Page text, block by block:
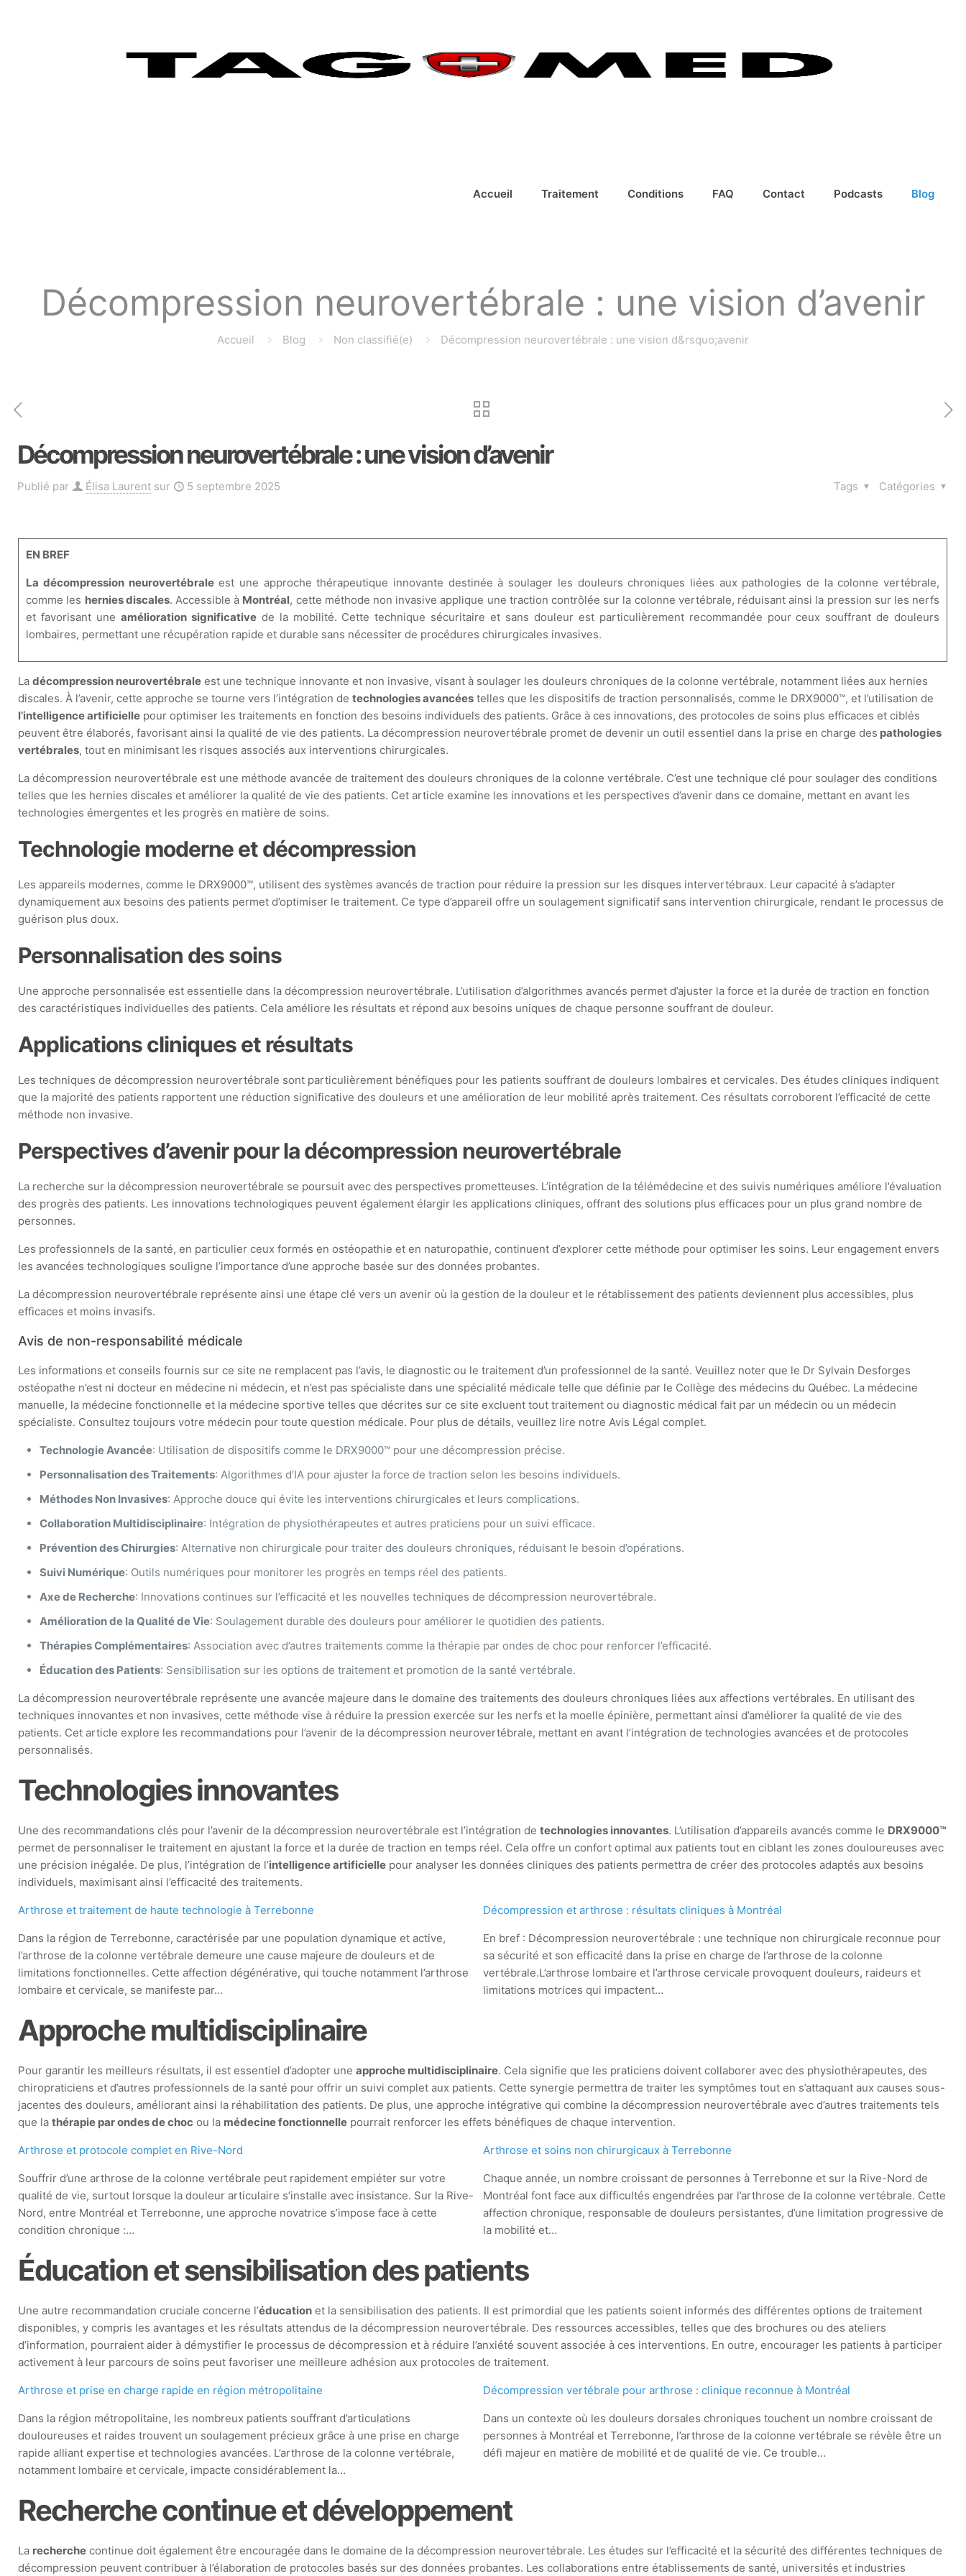
Accueil Traitement Conditions FAQ Contact Podcasts Blog
Décompression neurovertébrale : une vision d’avenir
Accueil Blog Non classifié(e) Décompression neurovertébrale : une vision d&rsquo;avenir
Décompression neurovertébrale : une vision d’avenir
Publié par Élisa Laurent sur 5 septembre 2025 Catégories
Tags
EN BREF
La décompression neurovertébraleest une approche thérapeutique innovante destinée à soulager les douleurs chroniques liées aux pathologies de la colonne vertébrale,
comme les hernies discales. Accessible à Montréal, cette méthode non invasive applique une traction contrôlée sur la colonne vertébrale, réduisant ainsi la pression sur les nerfs
et favorisant une amélioration significativede la mobilité. Cette technique sécuritaire et sans douleur est particulièrement recommandée pour ceux souffrant de douleurs
lombaires, permettant une récupération rapide et durable sans nécessiter de procédures chirurgicales invasives.
Ladécompression neurovertébrale est une technique innovante et non invasive, visant à soulager les douleurs chroniques de la colonne vertébrale, notamment liées aux hernies
discales. À l’avenir, cette approche se tourne vers l’intégration detechnologies avancées telles que les dispositifs de traction personnalisés, comme le DRX9000™, et l’utilisation de
l’intelligence artificielle pour optimiser les traitements en fonction des besoins individuels des patients. Grâce à ces innovations, des protocoles de soins plus efficaces et ciblés
peuvent être élaborés, favorisant ainsi la qualité de vie des patients. La décompression neurovertébrale promet de devenir un outil essentiel dans la prise en charge des pathologies
vertébrales, tout en minimisant les risques associés aux interventions chirurgicales.
La décompression neurovertébrale est une méthode avancée de traitement des douleurs chroniques de la colonne vertébrale. C’est une technique clé pour soulager des conditions
telles que les hernies discales et améliorer la qualité de vie des patients. Cet article examine les innovations et les perspectives d’avenir dans ce domaine, mettant en avant les
technologies émergentes et les progrès en matière de soins.
Technologie moderne et décompression
Les appareils modernes, comme le DRX9000™, utilisent des systèmes avancés de traction pour réduire la pression sur les disques intervertébraux. Leur capacité à s’adapter
dynamiquement aux besoins des patients permet d’optimiser le traitement. Ce type d’appareil offre un soulagement significatif sans intervention chirurgicale, rendant le processus de
guérison plus doux.
Personnalisation des soins
Une approche personnalisée est essentielle dans la décompression neurovertébrale. L’utilisation d’algorithmes avancés permet d’ajuster la force et la durée de traction en fonction
des caractéristiques individuelles des patients. Cela améliore les résultats et répond aux besoins uniques de chaque personne souffrant de douleur.
Applications cliniques et résultats
Les techniques de décompression neurovertébrale sont particulièrement bénéfiques pour les patients souffrant de douleurs lombaires et cervicales. Des études cliniques indiquent
que la majorité des patients rapportent une réduction significative des douleurs et une amélioration de leur mobilité après traitement. Ces résultats corroborent l’efficacité de cette
méthode non invasive.
Perspectives d’avenir pour la décompression neurovertébrale
La recherche sur la décompression neurovertébrale se poursuit avec des perspectives prometteuses. L’intégration de la télémédecine et des suivis numériques améliore l’évaluation
des progrès des patients. Les innovations technologiques peuvent également élargir les applications cliniques, offrant des solutions plus efficaces pour un plus grand nombre de
personnes.
Les professionnels de la santé, en particulier ceux formés en ostéopathie et en naturopathie, continuent d’explorer cette méthode pour optimiser les soins. Leur engagement envers
les avancées technologiques souligne l’importance d’une approche basée sur des données probantes.
La décompression neurovertébrale représente ainsi une étape clé vers un avenir où la gestion de la douleur et le rétablissement des patients deviennent plus accessibles, plus
efficaces et moins invasifs.
Avis de non-responsabilité médicale
Les informations et conseils fournis sur ce site ne remplacent pas l’avis, le diagnostic ou le traitement d’un professionnel de la santé. Veuillez noter que le Dr Sylvain Desforges
ostéopathe n’est ni docteur en médecine ni médecin, et n’est pas spécialiste dans une spécialité médicale telle que définie par le Collège des médecins du Québec. La médecine
manuelle, la médecine fonctionnelle et la médecine sportive telles que décrites sur ce site excluent tout traitement ou diagnostic médical fait par un médecin ou un médecin
spécialiste. Consultez toujours votre médecin pour toute question médicale. Pour plus de détails, veuillez lire notre Avis Légal complet.
Technologie Avancée: Utilisation de dispositifs comme le DRX9000™ pour une décompression précise.
Personnalisation des Traitements: Algorithmes d’IA pour ajuster la force de traction selon les besoins individuels.
Méthodes Non Invasives: Approche douce qui évite les interventions chirurgicales et leurs complications.
Collaboration Multidisciplinaire: Intégration de physiothérapeutes et autres praticiens pour un suivi efficace.
Prévention des Chirurgies: Alternative non chirurgicale pour traiter des douleurs chroniques, réduisant le besoin d’opérations.
Suivi Numérique: Outils numériques pour monitorer les progrès en temps réel des patients.
Axe de Recherche: Innovations continues sur l’efficacité et les nouvelles techniques de décompression neurovertébrale.
Amélioration de la Qualité de Vie: Soulagement durable des douleurs pour améliorer le quotidien des patients.
Thérapies Complémentaires: Association avec d’autres traitements comme la thérapie par ondes de choc pour renforcer l’efficacité.
Éducation des Patients: Sensibilisation sur les options de traitement et promotion de la santé vertébrale.
La décompression neurovertébrale représente une avancée majeure dans le domaine des traitements des douleurs chroniques liées aux affections vertébrales. En utilisant des
techniques innovantes et non invasives, cette méthode vise à réduire la pression exercée sur les nerfs et la moelle épinière, permettant ainsi d’améliorer la qualité de vie des
patients. Cet article explore les recommandations pour l’avenir de la décompression neurovertébrale, mettant en avant l’intégration de technologies avancées et de protocoles
personnalisés.
Technologies innovantes
Une des recommandations clés pour l’avenir de la décompression neurovertébrale est l’intégration detechnologies innovantes. L’utilisation d’appareils avancés comme le DRX9000™
permet de personnaliser le traitement en ajustant la force et la durée de traction en temps réel. Cela offre un confort optimal aux patients tout en ciblant les zones douloureuses avec
une précision inégalée. De plus, l’intégration de l’intelligence artificielle pour analyser les données cliniques des patients permettra de créer des protocoles adaptés aux besoins
individuels, maximisant ainsi l’efficacité des traitements.
Arthrose et traitement de haute technologie à Terrebonne
Dans la région de Terrebonne, caractérisée par une population dynamique et active,
l’arthrose de la colonne vertébrale demeure une cause majeure de douleurs et de
limitations fonctionnelles. Cette affection dégénérative, qui touche notamment l’arthrose
lombaire et cervicale, se manifeste par…
Décompression et arthrose : résultats cliniques à Montréal
En bref : Décompression neurovertébrale : une technique non chirurgicale reconnue pour
sa sécurité et son efficacité dans la prise en charge de l’arthrose de la colonne
vertébrale.L’arthrose lombaire et l’arthrose cervicale provoquent douleurs, raideurs et
limitations motrices qui impactent…
Approche multidisciplinaire
Pour garantir les meilleurs résultats, il est essentiel d’adopter uneapproche multidisciplinaire. Cela signifie que les praticiens doivent collaborer avec des physiothérapeutes, des
chiropraticiens et d’autres professionnels de la santé pour offrir un suivi complet aux patients. Cette synergie permettra de traiter les symptômes tout en s’attaquant aux causes sous-
jacentes des douleurs, améliorant ainsi la réhabilitation des patients. De plus, une approche intégrative qui combine la décompression neurovertébrale avec d’autres traitements tels
que lathérapie par ondes de choc ou la médecine fonctionnelle pourrait renforcer les effets bénéfiques de chaque intervention.
Arthrose et protocole complet en Rive-Nord
Souffrir d’une arthrose de la colonne vertébrale peut rapidement empiéter sur votre
qualité de vie, surtout lorsque la douleur articulaire s’installe avec insistance. Sur la Rive-
Nord, entre Montréal et Terrebonne, une approche novatrice s’impose face à cette
condition chronique :…
Arthrose et soins non chirurgicaux à Terrebonne
Chaque année, un nombre croissant de personnes à Terrebonne et sur la Rive-Nord de
Montréal font face aux difficultés engendrées par l’arthrose de la colonne vertébrale. Cette
affection chronique, responsable de douleurs persistantes, d’une limitation progressive de
la mobilité et…
Éducation et sensibilisation des patients
Une autre recommandation cruciale concerne l’éducation et la sensibilisation des patients. Il est primordial que les patients soient informés des différentes options de traitement
disponibles, y compris les avantages et les résultats attendus de la décompression neurovertébrale. Des ressources accessibles, telles que des brochures ou des ateliers
d’information, pourraient aider à démystifier le processus de décompression et à réduire l’anxiété souvent associée à ces interventions. En outre, encourager les patients à participer
activement à leur parcours de soins peut favoriser une meilleure adhésion aux protocoles de traitement.
Arthrose et prise en charge rapide en région métropolitaine
Dans la région métropolitaine, les nombreux patients souffrant d’articulations
douloureuses et raides trouvent un soulagement précieux grâce à une prise en charge
rapide alliant expertise et technologies avancées. L’arthrose de la colonne vertébrale,
notamment lombaire et cervicale, impacte considérablement la…
Décompression vertébrale pour arthrose : clinique reconnue à Montréal
Dans un contexte où les douleurs dorsales chroniques touchent un nombre croissant de
personnes à Montréal et Terrebonne, l’arthrose de la colonne vertébrale se révèle être un
défi majeur en matière de mobilité et de qualité de vie. Ce trouble…
Recherche continue et développement
La recherche continue doit également être encouragée dans le domaine de la décompression neurovertébrale. Les études sur l’efficacité et la sécurité des différentes techniques de
décompression peuvent contribuer à l’élaboration de protocoles basés sur des données probantes. Les collaborations entre établissements de santé, universités et industries